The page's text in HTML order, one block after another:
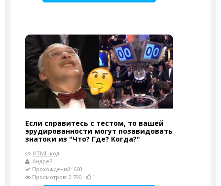
Если справитесь с тестом, то вашей
эрудированности могут позавидовать
знатоки из "Что? Где? Когда?"
HTML-код
Андрей
Прохождений: 660
Просмотров: 2 790
1